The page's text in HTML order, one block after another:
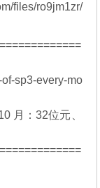
files/ro9jm1zr/
sp3-every-mo
月：32位元